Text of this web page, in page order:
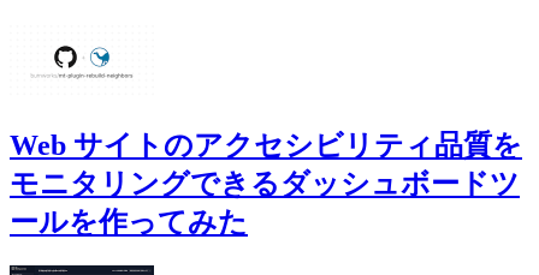
Web サイトのアクセシビリティ品質を
モニタリングできるダッシュボードツ
ールを作ってみた